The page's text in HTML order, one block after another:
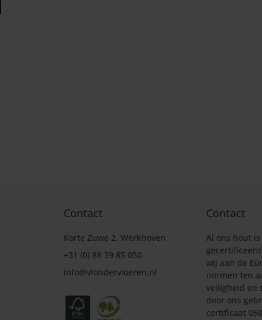
Contact
Korte Zuwe 2, Werkhoven
+31 (0) 88 39 85 050
info@vlondervloeren.nl
Contact
Al ons hout is
wij aan de
normen ten
veiligheid en
door ons
certificaat